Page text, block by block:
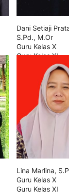
Dani Setiaji
S.Pd., M.Or
Guru Kelas X
Guru Kelas XI
Guru Kelas XII
Lina Marlina,
Guru Kelas X
Guru Kelas XI